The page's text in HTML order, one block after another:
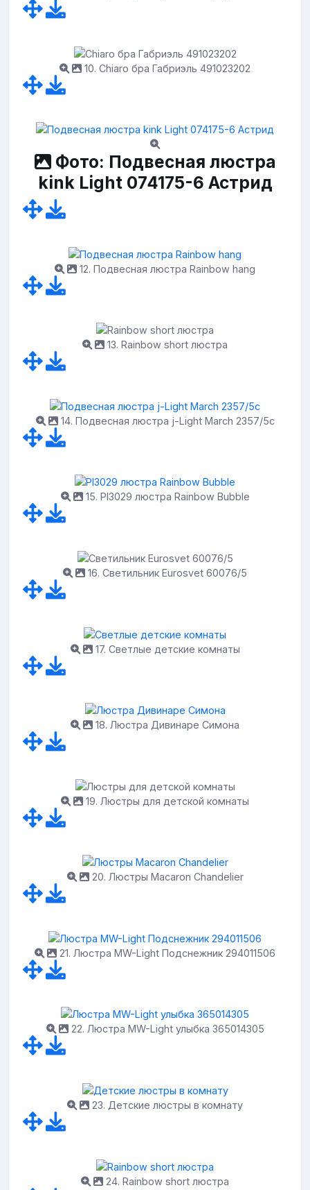
10. Chiaro бра Габриэль 491023202
Фото: Подвесная люстра
kink Light 074175-6 Астрид
12. Подвесная люстра Rainbow hang
13. Rainbow short люстра
14. Подвесная люстра j-Light March 2357/5c
15. Pl3029 люстра Rainbow Bubble
16. Светильник Eurosvet 60076/5
17. Светлые детские комнаты
18. Люстра Дивинаре Симона
19. Люстры для детской комнаты
20. Люстры Macaron Chandelier
21. Люстра MW-Light Подснежник 294011506
22. Люстра MW-Light улыбка 365014305
23. Детские люстры в комнату
24. Rainbow short люстра